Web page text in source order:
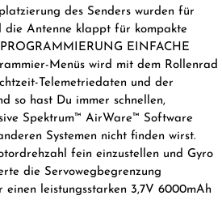
des Senders wurden für
die Antenne klappt für kompakte
EINFACHE
Menüs wird mit dem Rollenrad
Telemetriedaten und der
so hast Du immer schnellen,
Spektrum™ AirWare™ Software
Systemen nicht finden wirst.
fein einzustellen und Gyro
die Servowegbegrenzung
leistungsstarken 3,7V 6000mAh